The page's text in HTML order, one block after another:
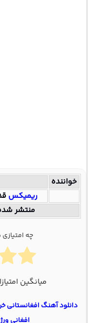
خواننده
ریمیکس
منتشر
چه
میانگین
دانلود آهنگ افغانستانی
افغانی